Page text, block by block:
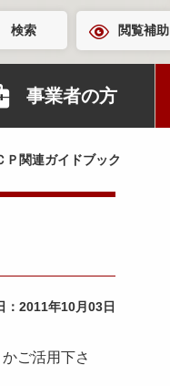
検索 閲覧補助
事業者の方
Ｐ関連ガイドブック
： 2011年10月03日
ご活用下さ